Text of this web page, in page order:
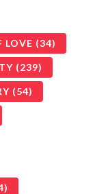
LOVE (34)
(239)
(54)